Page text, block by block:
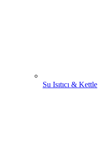
Su Isıtıcı & Kettle